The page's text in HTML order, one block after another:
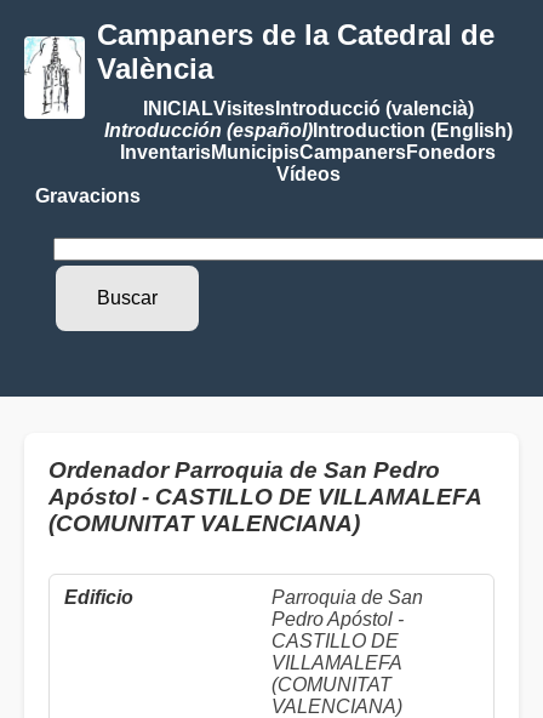
Campaners de la Catedral de
València
INICIALVisitesIntroducció (valencià)
Introducción (español)Introduction (English)
InventarisMunicipisCampanersFonedors
Vídeos
Gravacions
Ordenador Parroquia de San Pedro
Apóstol - CASTILLO DE VILLAMALEFA
(COMUNITAT VALENCIANA)
Parroquia de San
Pedro Apóstol -
CASTILLO DE
VILLAMALEFA
(COMUNITAT
VALENCIANA)